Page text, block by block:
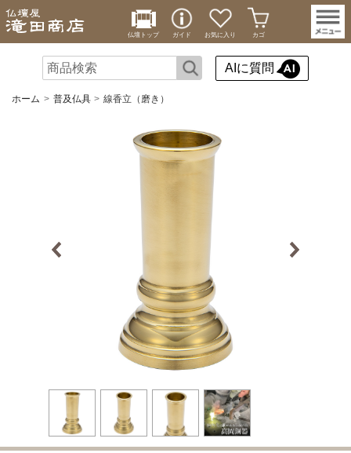
仏壇トップ ガイド お気に入り カゴ
AIに質問
ホーム 普及仏具 線香立（磨き）